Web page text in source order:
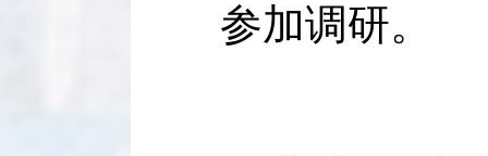
参加调研。